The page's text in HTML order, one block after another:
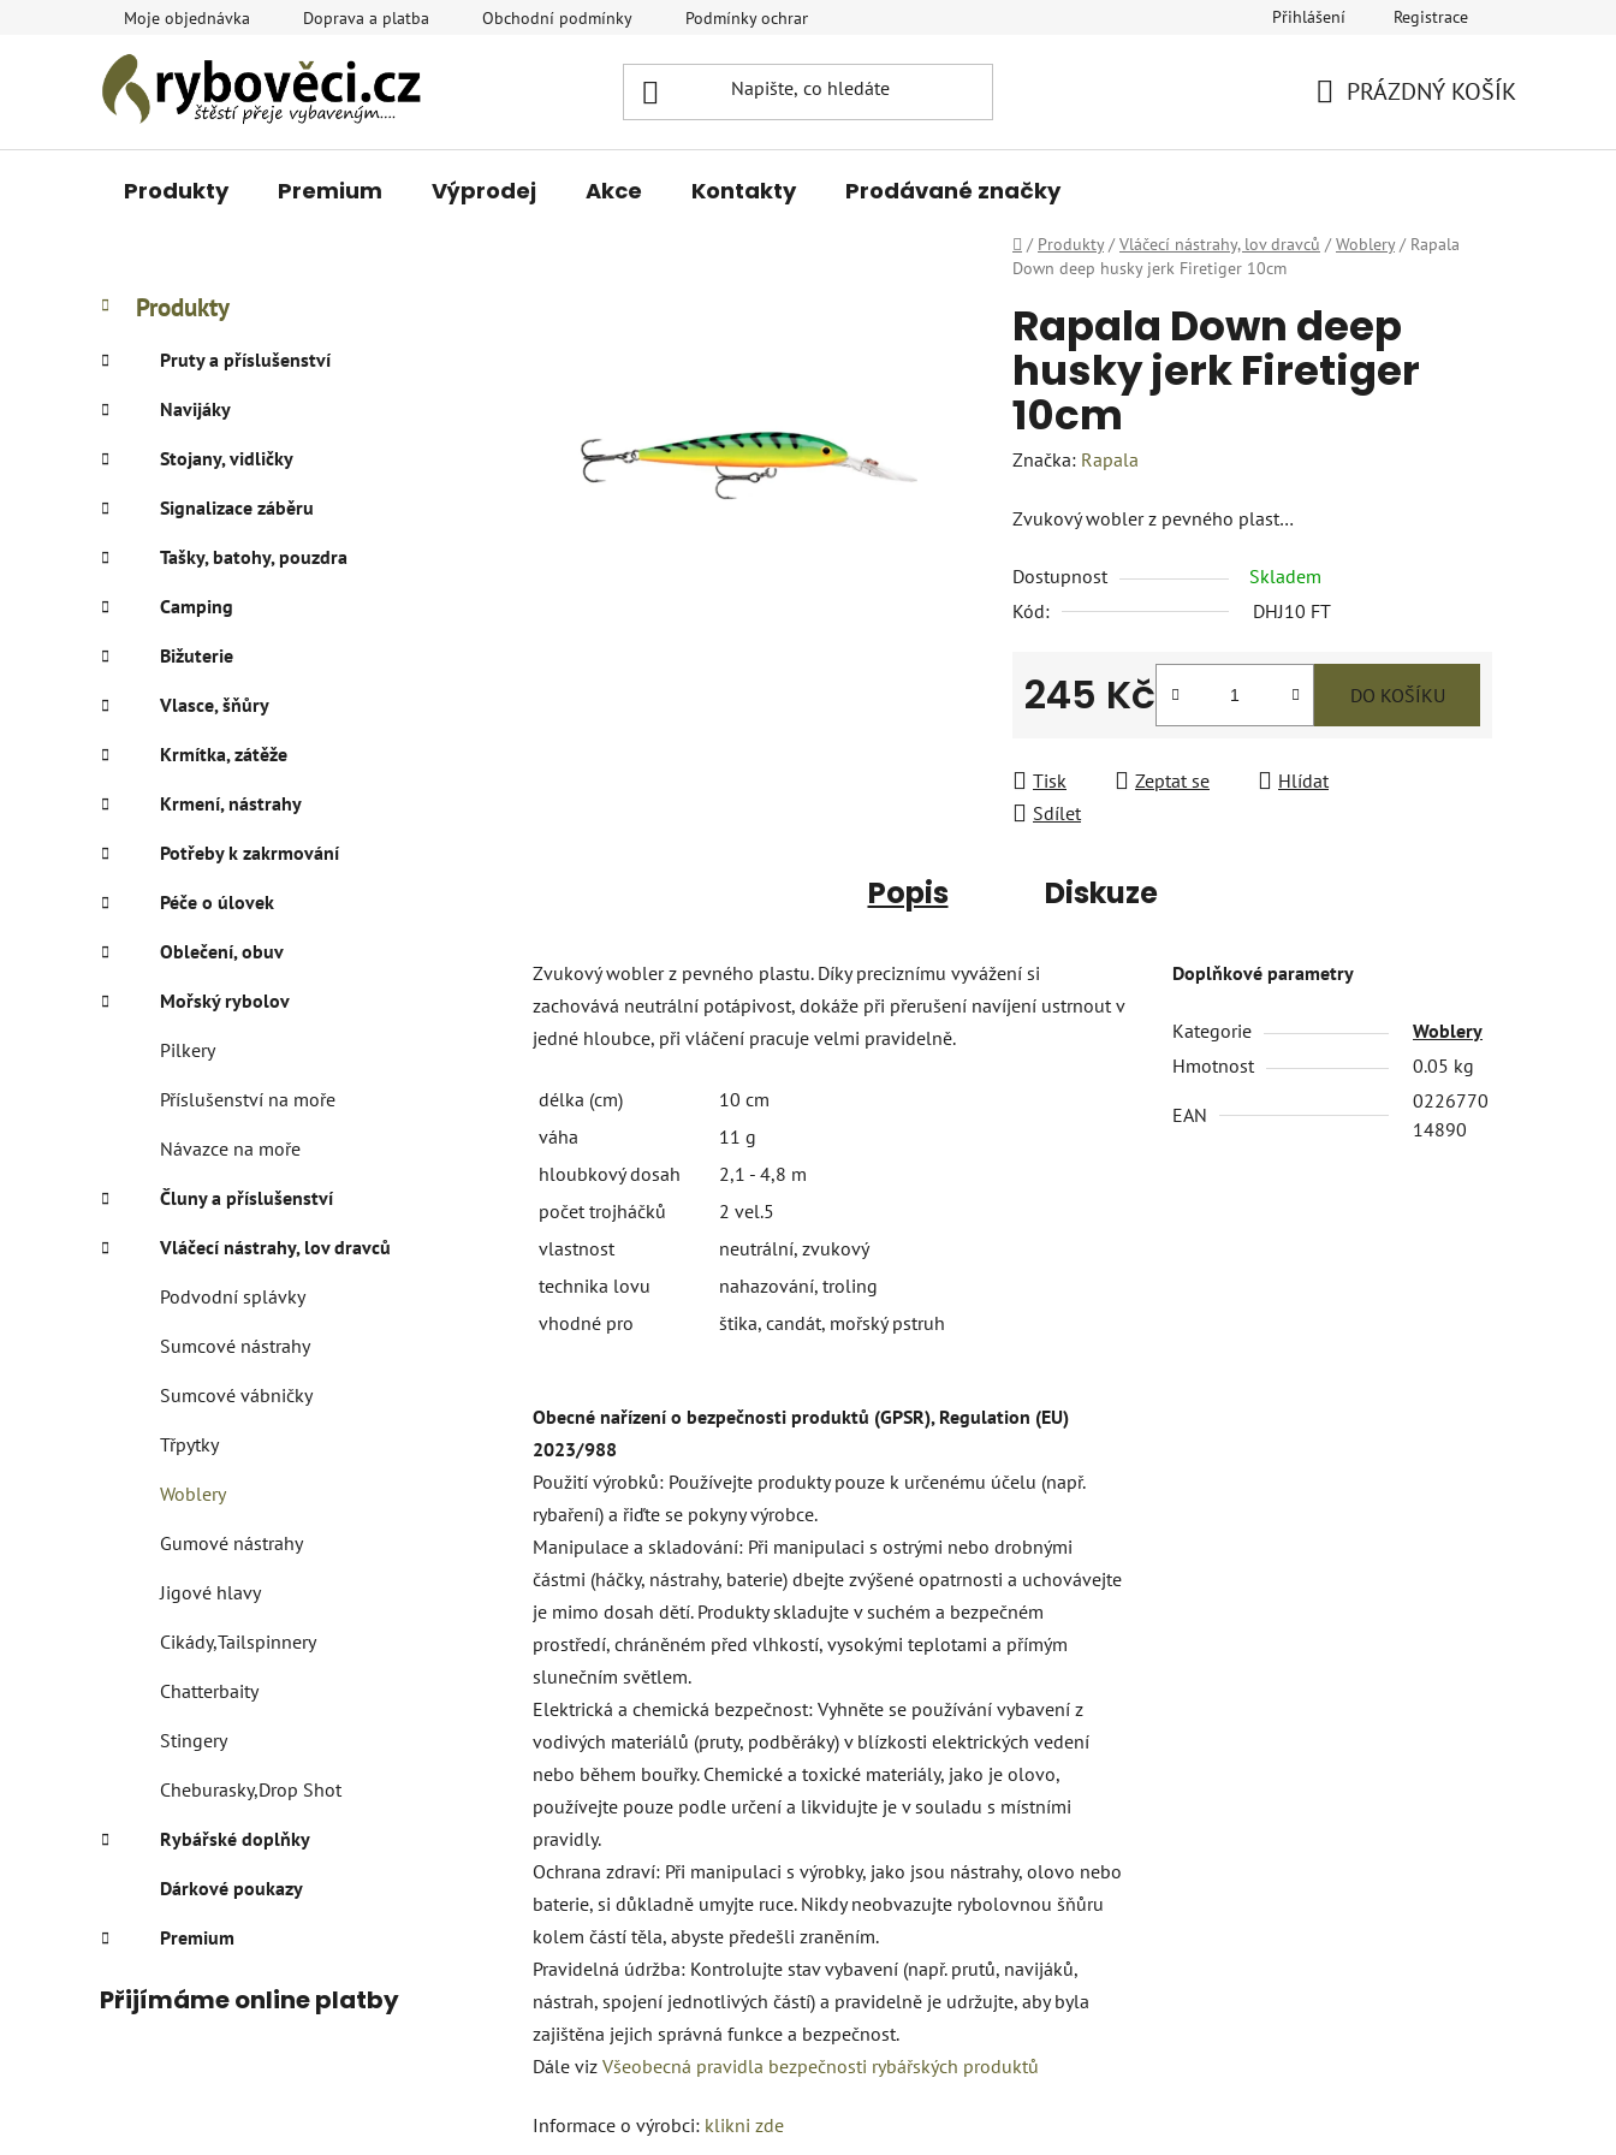
Moje objednávka Doprava a platba Obchodní podmínky Podmínky ochrany osobních údajů Provozovatel a fakturační údaje
Přihlášení Registrace
PRÁZDNÝ KOŠÍK
Produkty Premium Výprodej Akce Kontakty Prodávané značky
Domů
/ Produkty / Vláčecí nástrahy, lov dravců / Woblery / Rapala
Down deep husky jerk Firetiger 10cm
P
o
s
r
a
n
í
p
a
e
l
kategorie
K
a
e
g
o
r
e
Produkty
Pruty a příslušenství
Navijáky
Stojany, vidličky
Signalizace záběru
Tašky, batohy, pouzdra
Camping
Bižuterie
Vlasce, šňůry
Krmítka, zátěže
Krmení, nástrahy
Potřeby k zakrmování
Péče o úlovek
Oblečení, obuv
Mořský rybolov
Pilkery
Příslušenství na moře
Návazce na moře
Čluny a příslušenství
Vláčecí nástrahy, lov dravců
Podvodní splávky
Sumcové nástrahy
Sumcové vábničky
Třpytky
Woblery
Gumové nástrahy
Jigové hlavy
Cikády,Tailspinnery
Chatterbaity
Stingery
Cheburasky,Drop Shot
Rybářské doplňky
Dárkové poukazy
Premium
Přijímáme online platby
Rapala Down deep
husky jerk Firetiger
10cm
Značka: Rapala
Zvukový wobler z pevného plast…
Dostupnost
Skladem
Kód:
DHJ10 FT
245 Kč DO KOŠÍKU
Tisk Zeptat se
Hlídat
Sdílet
Popis Diskuze
Zvukový wobler z pevného plastu. Díky preciznímu vyvážení si
zachovává neutrální potápivost, dokáže při přerušení navíjení ustrnout v
jedné hloubce, při vláčení pracuje velmi pravidelně.
délka (cm)
10 cm
váha
11 g
hloubkový dosah
2,1 - 4,8 m
počet trojháčků
2 vel.5
vlastnost
neutrální, zvukový
technika lovu
nahazování, troling
vhodné pro
štika, candát, mořský pstruh
Obecné nařízení o bezpečnosti produktů (GPSR), Regulation (EU)
2023/988
Použití výrobků: Používejte produkty pouze k určenému účelu (např.
rybaření) a řiďte se pokyny výrobce.
Manipulace a skladování: Při manipulaci s ostrými nebo drobnými
částmi (háčky, nástrahy, baterie) dbejte zvýšené opatrnosti a uchovávejte
je mimo dosah dětí. Produkty skladujte v suchém a bezpečném
prostředí, chráněném před vlhkostí, vysokými teplotami a přímým
slunečním světlem.
Elektrická a chemická bezpečnost: Vyhněte se používání vybavení z
vodivých materiálů (pruty, podběráky) v blízkosti elektrických vedení
nebo během bouřky. Chemické a toxické materiály, jako je olovo,
používejte pouze podle určení a likvidujte je v souladu s místními
pravidly.
Ochrana zdraví: Při manipulaci s výrobky, jako jsou nástrahy, olovo nebo
baterie, si důkladně umyjte ruce. Nikdy neobvazujte rybolovnou šňůru
kolem částí těla, abyste předešli zraněním.
Pravidelná údržba: Kontrolujte stav vybavení (např. prutů, navijáků,
nástrah, spojení jednotlivých částí) a pravidelně je udržujte, aby byla
zajištěna jejich správná funkce a bezpečnost.
Dále viz Všeobecná pravidla bezpečnosti rybářských produktů
Informace o výrobci: klikni zde
Doplňkové parametry
Kategorie
Woblery
Hmotnost
0.05 kg
EAN
0226770
14890